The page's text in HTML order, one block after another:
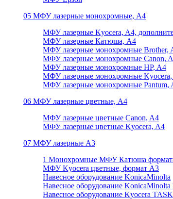
05 МФУ лазерные монохромные, А4
МФУ лазерные Kyocera, A4,
МФУ лазерные Катюша, А4
МФУ лазерные монохромные Brother,
МФУ лазерные монохромные Canon,
МФУ лазерные монохромные HP, A4
МФУ лазерные монохромные
МФУ лазерные монохромные Pantum,
06 МФУ лазерные цветные, А4
МФУ лазерные цветные Canon, A4
МФУ лазерные цветные Kyocera, A4
07 МФУ лазерные А3
1 Монохромные МФУ Катюша
МФУ Kyocera цветные, формат А3
Навесное оборудование KonicaMinolta
Навесное оборудование KonicaMinolta
Навесное оборудование Kyocera